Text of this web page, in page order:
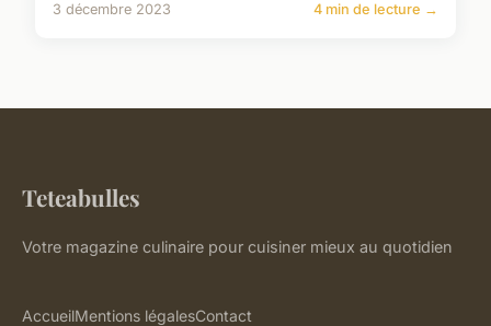
3 décembre 2023 4 min de lecture →
Teteabulles
Votre magazine culinaire pour cuisiner mieux au quotidien
AccueilMentions légalesContact